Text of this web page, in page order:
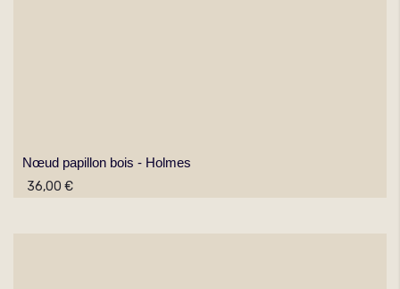
Nœud papillon bois - Holmes
36,00 €